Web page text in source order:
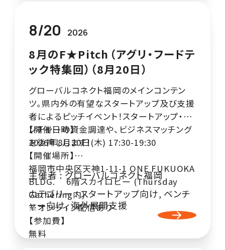
8/20 2026
8月のF★Pitch⁨⁩（アグリ・フードテ
ック特集回）（8月20日）
グローバルコネクト福岡のメインコンテン
ツ。県内外の有望なスタートアップ及び支援
者によるピッチイベント！スタートアップ・ベ
ンチャーの資金調達や、ビジネスマッチング
を後押しします！
【開催日時】
2026年8月20日(木) 17:30-19:30
【開催場所】
福岡市中央区天神1-11-1 ONE FUKUOKA
BLDG. 6階スカイロビー (Thursday
Gathering内)
※オンライン配信あり
【参加費】
無料
主催者 :グローバルコネクト福岡
カテゴリー :スタートアップ向け, ベンチ
ャー向け,海外展開支援